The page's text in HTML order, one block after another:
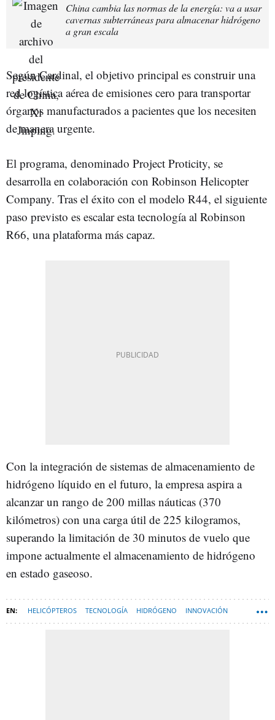
China cambia las normas de la energía: va a usar
cavernas subterráneas para almacenar hidrógeno
a gran escala
Según Cardinal, el objetivo principal es construir una
red logística aérea de emisiones cero para transportar
órganos manufacturados a pacientes que los necesiten
de manera urgente.
El programa, denominado Project Proticity, se
desarrolla en colaboración con Robinson Helicopter
Company. Tras el éxito con el modelo R44, el siguiente
paso previsto es escalar esta tecnología al Robinson
R66, una plataforma más capaz.
Con la integración de sistemas de almacenamiento de
hidrógeno líquido en el futuro, la empresa aspira a
alcanzar un rango de 200 millas náuticas (370
kilómetros) con una carga útil de 225 kilogramos,
superando la limitación de 30 minutos de vuelo que
impone actualmente el almacenamiento de hidrógeno
en estado gaseoso.
HELICÓPTEROS TECNOLOGÍA HIDRÓGENO INNOVACIÓN